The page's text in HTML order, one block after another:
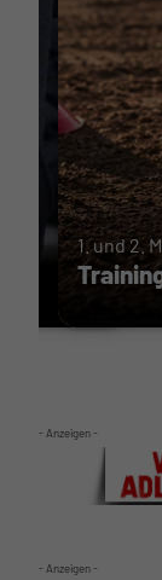
1. und 2.
- Anzeigen -
- Anzeigen -